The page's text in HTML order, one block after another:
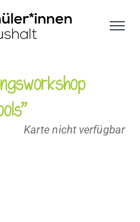
Karte nicht verfügbar